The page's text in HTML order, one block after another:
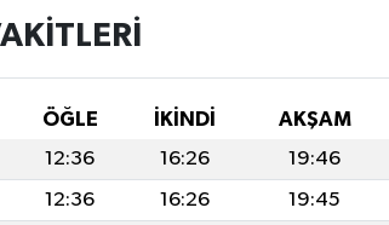
ÖĞLE İKINDI AKŞAM
12:36 16:26 19:46
12:36 16:26 19:45